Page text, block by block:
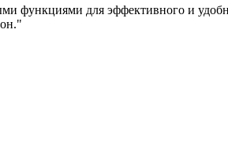
функциями для эффективного и